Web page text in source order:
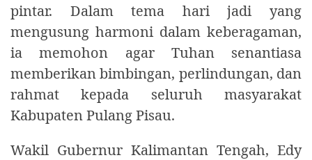
pintar. Dalam tema hari jadi yang
mengusung harmoni dalam keberagaman,
ia memohon agar Tuhan senantiasa
memberikan bimbingan, perlindungan, dan
rahmat kepada seluruh masyarakat
Kabupaten Pulang Pisau.
Wakil Gubernur Kalimantan Tengah, Edy